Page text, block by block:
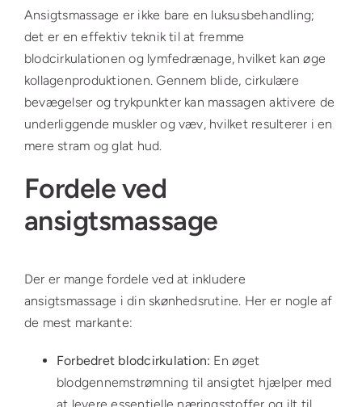
Ansigtsmassage er ikke bare en luksusbehandling;
det er en effektiv teknik til at fremme
blodcirkulationen og lymfedrænage, hvilket kan øge
kollagenproduktionen. Gennem blide, cirkulære
bevægelser og trykpunkter kan massagen aktivere de
underliggende muskler og væv, hvilket resulterer i en
mere stram og glat hud.
Fordele ved
ansigtsmassage
Der er mange fordele ved at inkludere
ansigtsmassage i din skønhedsrutine. Her er nogle af
de mest markante:
Forbedret blodcirkulation: En øget
blodgennemstrømning til ansigtet hjælper med
at levere essentielle næringsstoffer og ilt til